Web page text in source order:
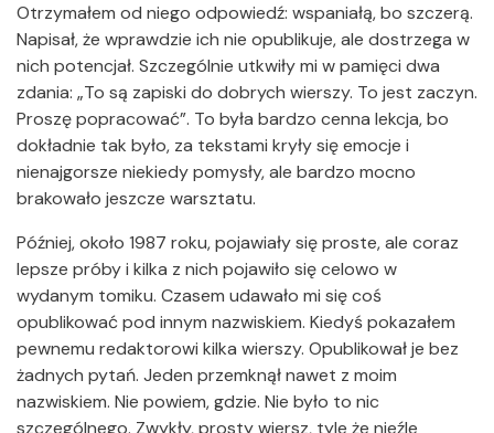
Otrzymałem od niego odpowiedź: wspaniałą, bo szczerą.
Napisał, że wprawdzie ich nie opublikuje, ale dostrzega w
nich potencjał. Szczególnie utkwiły mi w pamięci dwa
zdania: „To są zapiski do dobrych wierszy. To jest zaczyn.
Proszę popracować”. To była bardzo cenna lekcja, bo
dokładnie tak było, za tekstami kryły się emocje i
nienajgorsze niekiedy pomysły, ale bardzo mocno
brakowało jeszcze warsztatu.
Później, około 1987 roku, pojawiały się proste, ale coraz
lepsze próby i kilka z nich pojawiło się celowo w
wydanym tomiku. Czasem udawało mi się coś
opublikować pod innym nazwiskiem. Kiedyś pokazałem
pewnemu redaktorowi kilka wierszy. Opublikował je bez
żadnych pytań. Jeden przemknął nawet z moim
nazwiskiem. Nie powiem, gdzie. Nie było to nic
szczególnego. Zwykły, prosty wiersz, tyle że nieźle